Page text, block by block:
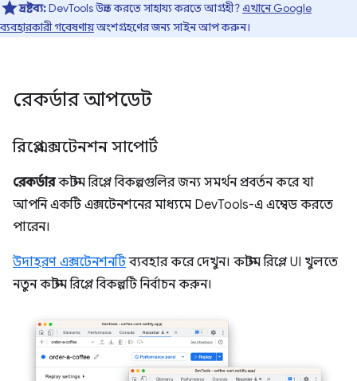
দ্রষ্টব্য:DevTools উন্নত করতে সাহায্য করতে আগ্রহী?এখানে Google
ব্যবহারকারী গবেষণায়অংশগ্রহণের জন্য সাইন আপ করুন।
রেকর্ডার আপডেট
রিপ্লে এক্সটেনশন সাপোর্ট
রেকর্ডারকাস্টম রিপ্লে বিকল্পগুলির জন্য সমর্থন প্রবর্তন করে যা
আপনি একটি এক্সটেনশনের মাধ্যমে DevTools-এ এম্বেড করতে
পারেন।
উদাহরণ এক্সটেনশনটিব্যবহার করে দেখুন। কাস্টম রিপ্লে UI খুলতে
নতুন কাস্টম রিপ্লে বিকল্পটি নির্বাচন করুন।